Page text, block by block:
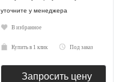
уточните у менеджера
В избранное
Купить в 1 клик Под заказ
Запросить цену